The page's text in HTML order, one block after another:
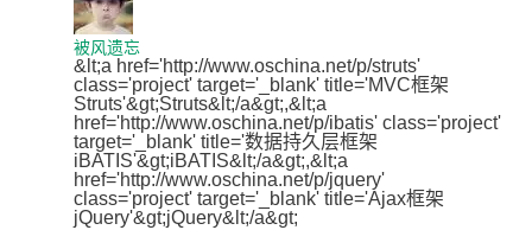
被风遗忘
&lt;a href='http://www.oschina.net/p/struts'
class='project' target='_blank' title='MVC框架
Struts'&gt;Struts&lt;/a&gt;,&lt;a
href='http://www.oschina.net/p/ibatis' class='project'
target='_blank' title='数据持久层框架
iBATIS'&gt;iBATIS&lt;/a&gt;,&lt;a
href='http://www.oschina.net/p/jquery'
class='project' target='_blank' title='Ajax框架
jQuery'&gt;jQuery&lt;/a&gt;